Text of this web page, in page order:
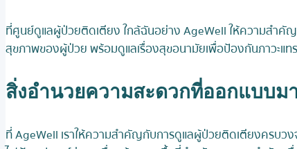
ที่ศูนย์ดูแลผู้ป่วยติดเตียง ใกล้ฉันอย่าง AgeWell ให้ความสำคัญ
สุขภาพของผู้ป่วย พร้อมดูแลเรื่องสุขอนามัยเพื่อป้องกันภาวะแ
สิ่งอำนวยความสะดวกที่ออกแบบม
ที่ AgeWell เราให้ความสำคัญกับการดูแลผู้ป่วยติดเตียงครบว